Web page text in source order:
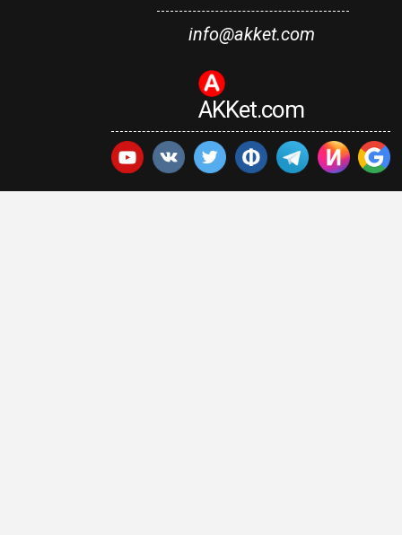
info@akket.com
AKKet.com